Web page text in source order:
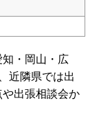
・岡山・広
近隣県では出
出張相談会か